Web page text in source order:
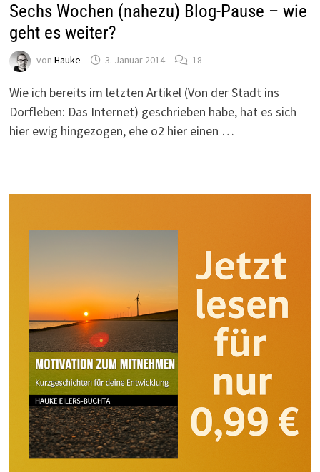
Sechs Wochen (nahezu) Blog-Pause – wie
geht es weiter?
von Hauke 3. Januar 2014 18
Wie ich bereits im letzten Artikel (Von der Stadt ins
Dorfleben: Das Internet) geschrieben habe, hat es sich
hier ewig hingezogen, ehe o2 hier einen …